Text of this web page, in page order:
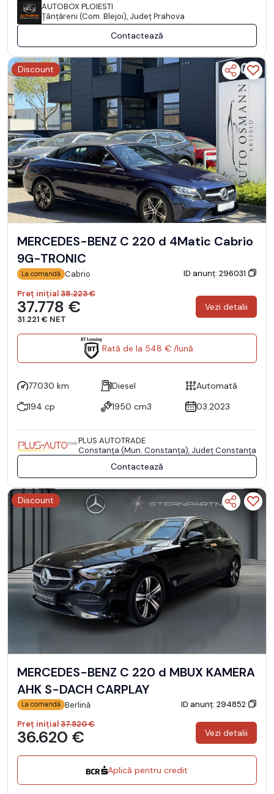
AUTOBOX PLOIESTI
Ţânţăreni (Com. Blejoi), Județ Prahova
Contactează
Discount
MERCEDES-BENZ C 220 d 4Matic Cabrio
9G-TRONIC
La comandă Cabrio
ID anunț: 296031
Preț inițial38.223 €
37.778 €
31.221 € NET
Vezi detalii
Rată de la 548 € /lună
77.030 km Diesel
Automată
194 cp
1950 cm3 03.2023
PLUS AUTOTRADE
Constanţa (Mun. Constanţa), Județ Constanţa
Contactează
Discount
MERCEDES-BENZ C 220 d MBUX KAMERA
AHK S-DACH CARPLAY
La comandă Berlină
ID anunț: 294852
Preț inițial37.520 €
36.620 € Vezi detalii
Aplică pentru credit